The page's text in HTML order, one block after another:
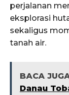
perjalanan
eksplorasi
sekaligus
tanah air.
BACA
Danau